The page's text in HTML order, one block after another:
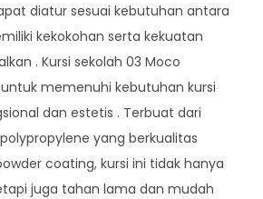
diatur sesuai kebutuhan antara
kekokohan serta kekuatan
. Kursi sekolah 03 Moco
memenuhi kebutuhan kursi
dan estetis . Terbuat dari
yang berkualitas
coating, kursi ini tidak hanya
juga tahan lama dan mudah